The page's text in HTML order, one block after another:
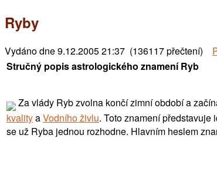
Ryby
Vydáno dne9.12.2005 21:37 (136117 přečtení)
Stručný popis astrologického znamení Ryb
Za vlády Ryb zvolna končí zimní období a
kvalityaVodního živlu. Toto znamení představuje
se už Ryba jednou rozhodne. Hlavním heslem